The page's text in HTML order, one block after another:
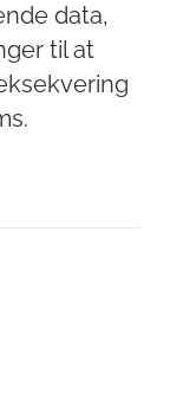
data,
til at